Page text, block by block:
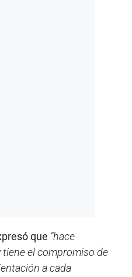
que “hace
el compromiso de
a cada